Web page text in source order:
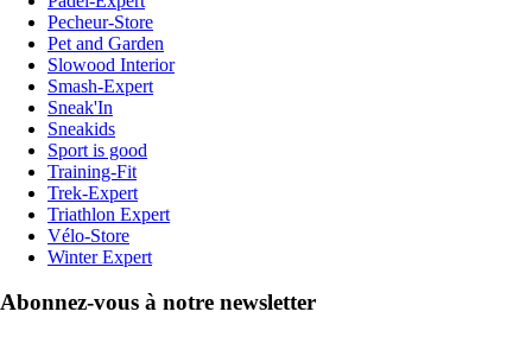
Pecheur-Store
Pet and Garden
Slowood Interior
Smash-Expert
Sneak'In
Sneakids
Sport is good
Training-Fit
Trek-Expert
Triathlon Expert
Vélo-Store
Winter Expert
Abonnez-vous à notre newsletter